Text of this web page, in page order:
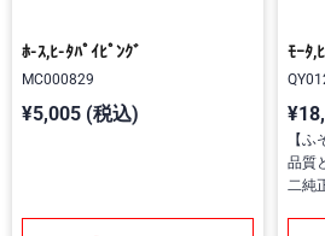
ﾎ-ｽ,ﾋ-ﾀﾊﾟｲﾋﾟﾝｸﾞ
MC000829
¥5,005 (税込)
ﾓｰﾀ,
【
品質
二純